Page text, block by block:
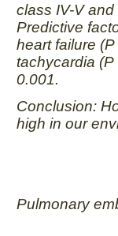
class IV-V
Predictive
heart failure
tachycardia
0.001.
Conclusion:
high in our
Pulmonary